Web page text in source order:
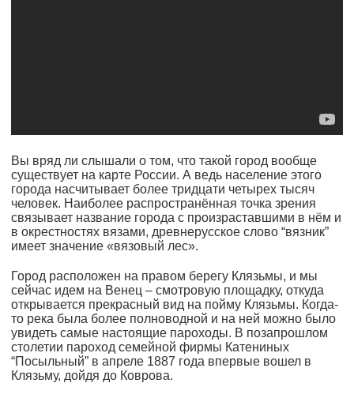
Вы вряд ли слышали о том, что такой город вообще
существует на карте России. А ведь население этого
города насчитывает более тридцати четырех тысяч
человек. Наиболее распространённая точка зрения
связывает название города с произраставшими в нём и
в окрестностях вязами, древнерусское слово “вязник”
имеет значение «вязовый лес».
Город расположен на правом берегу Клязьмы, и мы
сейчас идем на Венец – смотровую площадку, откуда
открывается прекрасный вид на пойму Клязьмы. Когда-
то река была более полноводной и на ней можно было
увидеть самые настоящие пароходы. В позапрошлом
столетии пароход семейной фирмы Катениных
“Посыльный” в апреле 1887 года впервые вошел в
Клязьму, дойдя до Коврова.